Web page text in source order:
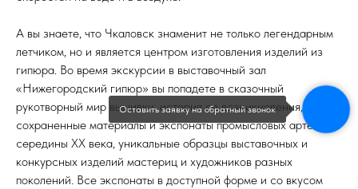
А вы знаете, что Чкаловск знаменит не только легендарным
летчиком, но и является центром изготовления изделий из
гипюра. Во время экскурсии в выставочный зал
«Нижегородский гипюр» вы попадете в сказочный
рукотворный мир вышивки, история ее возникновения,
сохраненные материалы и экспонаты промысловых артелей
середины ХХ века, уникальные образцы выставочных и
конкурсных изделий мастериц и художников разных
поколений. Все экспонаты в доступной форме и со вкусом
Оставить заявку на обратный звонок